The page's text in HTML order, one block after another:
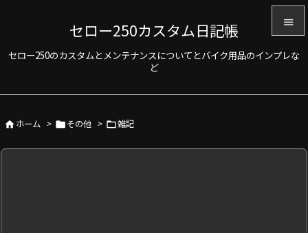
セロー250カスタム日記帳
セロー250のカスタムとメンテナンスについてとバイク用品のインプレな
ど


ホーム > その他 > 雑記